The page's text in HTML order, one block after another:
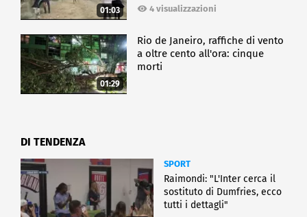
01:03 4 visualizzazioni
01:29
Rio de Janeiro, raffiche di vento
a oltre cento all'ora: cinque
morti
DI TENDENZA
SPORT
Raimondi: "L'Inter cerca il
sostituto di Dumfries, ecco
tutti i dettagli"